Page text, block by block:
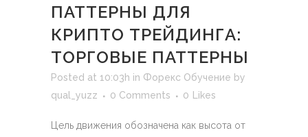
ПАТТЕРНЫ ДЛЯ
КРИПТО ТРЕЙДИНГА:
ТОРГОВЫЕ ПАТТЕРНЫ
Posted at 10:03h in Форекс Обучение by
qual_yuzz
0 Comments 0 Likes
Цель движения обозначена как высота от